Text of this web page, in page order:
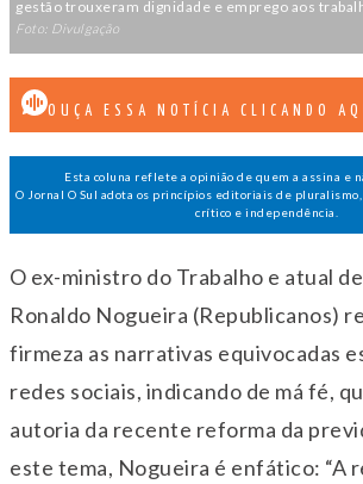
gestão trouxeram dignidade e emprego aos
Foto: Divulgação
OUÇA ESSA NOTÍCIA CLICANDO
Esta coluna reflete a opinião de quem a assina e
O Jornal O Sul adota os princípios editoriais de
crítico e independência.
O ex-ministro do Trabalho e atual
Ronaldo Nogueira (Republicanos)
firmeza as narrativas equivocadas
redes sociais, indicando de má fé,
autoria da recente reforma da
este tema, Nogueira é enfático: “A